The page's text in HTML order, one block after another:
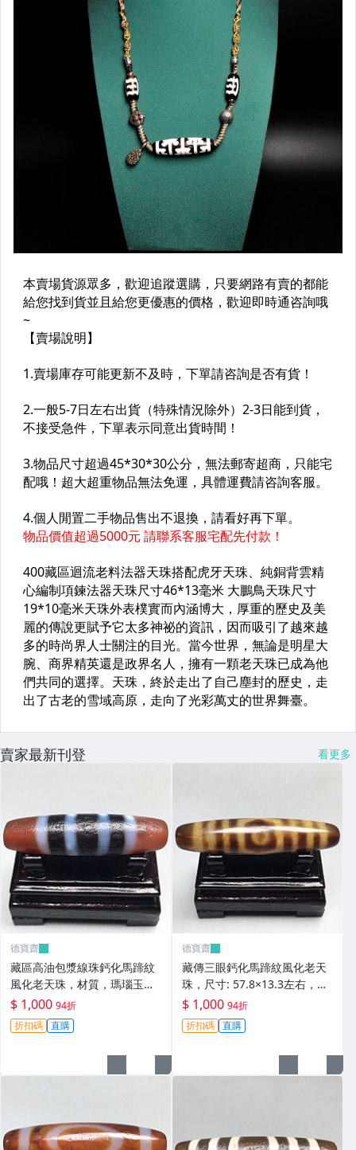
賣家最新刊登 看更多
德寶齋
藏區高油包漿線珠鈣化馬蹄紋
風化老天珠，材質，瑪瑙玉
髓，尺寸：49.4×13左 天珠 瑪
瑙 硃砂【德寶齋】408
$ 1,000 94折
折扣碼 直購
德寶齋
藏傳三眼鈣化馬蹄紋風化老天
珠，尺寸: 57.8×13.3左右，材
質：瑪瑙，玉髓， 天珠 瑪瑙
硃砂【德寶齋】407
$ 1,000 94折
折扣碼 直購